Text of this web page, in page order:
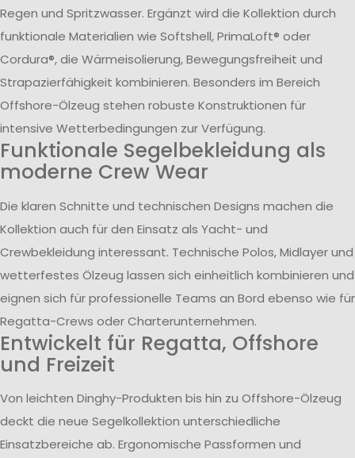
Regen und Spritzwasser. Ergänzt wird die Kollektion durch
funktionale Materialien wie Softshell, PrimaLoft® oder
Cordura®, die Wärmeisolierung, Bewegungsfreiheit und
Strapazierfähigkeit kombinieren. Besonders im Bereich
Offshore-Ölzeug stehen robuste Konstruktionen für
intensive Wetterbedingungen zur Verfügung.
Funktionale Segelbekleidung als
moderne Crew Wear
Die klaren Schnitte und technischen Designs machen die
Kollektion auch für den Einsatz als Yacht- und
Crewbekleidung interessant. Technische Polos, Midlayer und
wetterfestes Ölzeug lassen sich einheitlich kombinieren und
eignen sich für professionelle Teams an Bord ebenso wie für
Regatta-Crews oder Charterunternehmen.
Entwickelt für Regatta, Offshore
und Freizeit
Von leichten Dinghy-Produkten bis hin zu Offshore-Ölzeug
deckt die neue Segelkollektion unterschiedliche
Einsatzbereiche ab. Ergonomische Passformen und